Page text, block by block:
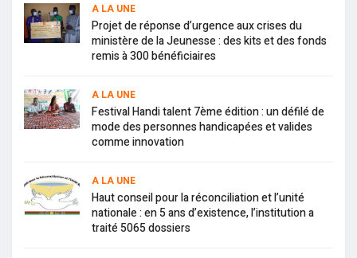
A LA UNE
Projet de réponse d’urgence aux crises du
ministère de la Jeunesse : des kits et des fonds
remis à 300 bénéficiaires
A LA UNE
Festival Handi talent 7ème édition : un défilé de
mode des personnes handicapées et valides
comme innovation
A LA UNE
Haut conseil pour la réconciliation et l’unité
nationale : en 5 ans d’existence, l’institution a
traité 5065 dossiers